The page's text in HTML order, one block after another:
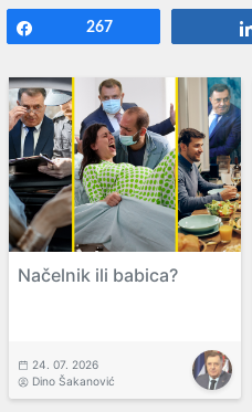
267
Načelnik ili babica?
24. 07. 2026
Dino Šakanović